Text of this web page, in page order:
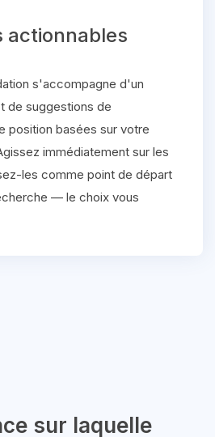
actionnables
s'accompagne d'un
de suggestions de
position basées sur votre
immédiatement sur les
les comme point de départ
— le choix vous
sur laquelle